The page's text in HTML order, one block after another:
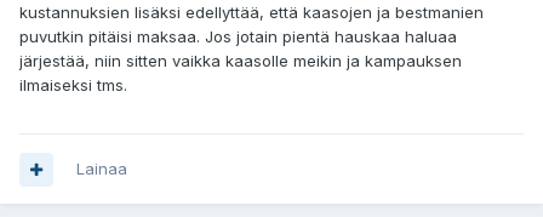
kustannuksien lisäksi edellyttää, että kaasojen ja bestmanien
puvutkin pitäisi maksaa. Jos jotain pientä hauskaa haluaa
järjestää, niin sitten vaikka kaasolle meikin ja kampauksen
ilmaiseksi tms.
Lainaa